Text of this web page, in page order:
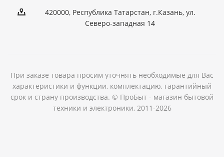
420000, Республика Татарстан, г.Казань, ул.
Северо-западная 14
При заказе товара просим уточнять необходимые для Вас
характеристики и функции, комплектацию, гарантийный
срок и страну производства. © ПроБыт - магазин бытовой
техники и электроники, 2011-2026